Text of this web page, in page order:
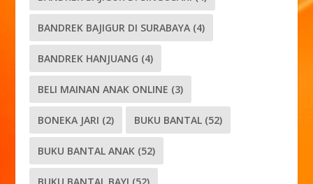
BANDREK BAJIGUR DI SURABAYA (4)
BANDREK HANJUANG (4)
BELI MAINAN ANAK ONLINE (3)
BONEKA JARI (2) BUKU BANTAL (52)
BUKU BANTAL ANAK (52)